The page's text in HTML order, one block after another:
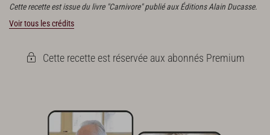
Cette recette est issue du livre "Carnivore" publié aux Éditions Alain Ducasse.
Voir tous les crédits
Cette recette est réservée aux abonnés Premium